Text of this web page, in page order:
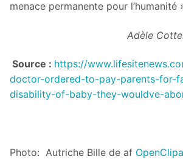
menace permanente pour
Adèle
Source : https://
doctor-ordered-to-pay-parents-for-
disability-of-baby-they-wouldve-
Photo: Autriche Bille de af